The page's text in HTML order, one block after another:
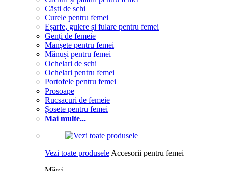
Căști de schi
Curele pentru femei
Eșarfe, gulere și fulare pentru femei
Genți de femeie
Manșete pentru femei
Mănuși pentru femei
Ochelari de schi
Ochelari pentru femei
Portofele pentru femei
Prosoape
Rucsacuri de femeie
Șosete pentru femei
Mai multe...
Vezi toate produsele Accesorii pentru femei